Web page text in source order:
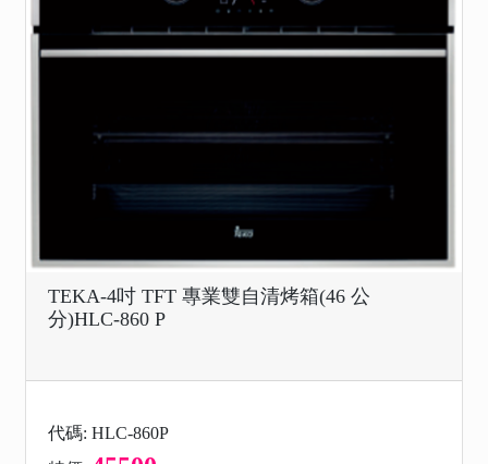
TEKA-4吋 TFT 專業雙自清烤箱(46 公
分)HLC-860 P
代碼: HLC-860P